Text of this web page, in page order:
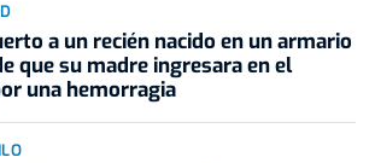
a un recién nacido en un armario
que su madre ingresara en el
una hemorragia